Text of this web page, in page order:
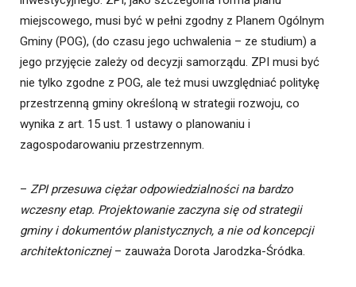
miejscowego, musi być w pełni zgodny z Planem Ogólnym
Gminy (POG), (do czasu jego uchwalenia – ze studium) a
jego przyjęcie zależy od decyzji samorządu. ZPI musi być
nie tylko zgodne z POG, ale też musi uwzględniać politykę
przestrzenną gminy określoną w strategii rozwoju, co
wynika z art. 15 ust. 1 ustawy o planowaniu i
zagospodarowaniu przestrzennym.
– ZPI przesuwa ciężar odpowiedzialności na bardzo
wczesny etap. Projektowanie zaczyna się od strategii
gminy i dokumentów planistycznych, a nie od koncepcji
architektonicznej– zauważa Dorota Jarodzka-Śródka.